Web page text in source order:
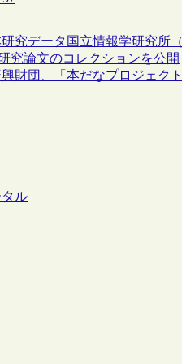
研究データ 国立情報学研究所
究論文のコレクションを公開
財団、「本だなプロジェク
ル